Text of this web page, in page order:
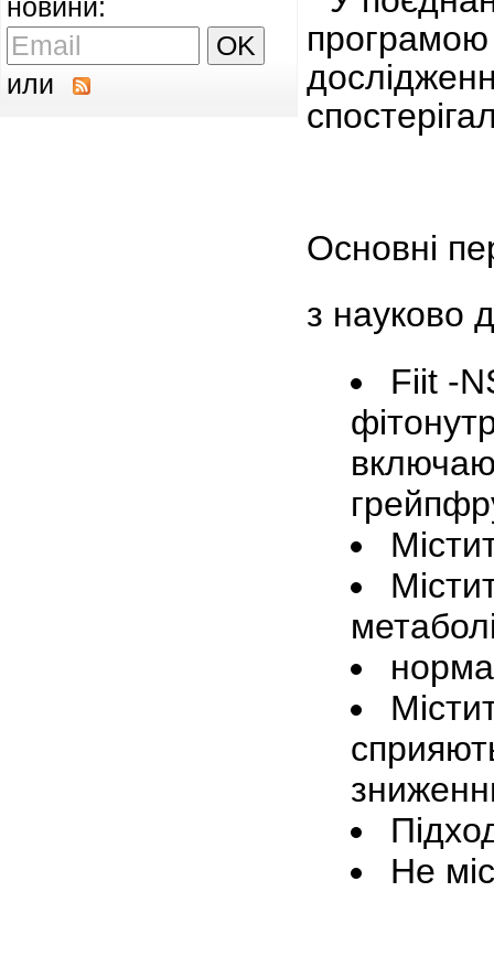
новини:
или
програмою
Основні
з науково
Fiit -
Не